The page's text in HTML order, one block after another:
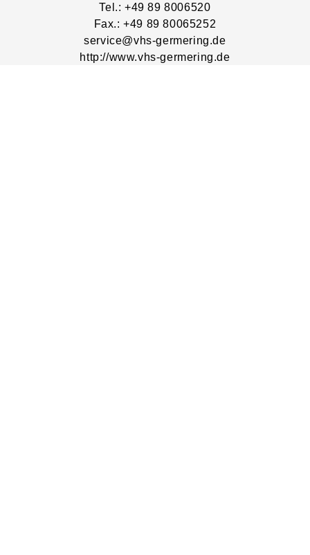
Tel.: +49 89 8006520
Fax.: +49 89 80065252
service@vhs-germering.de
http://www.vhs-germering.de